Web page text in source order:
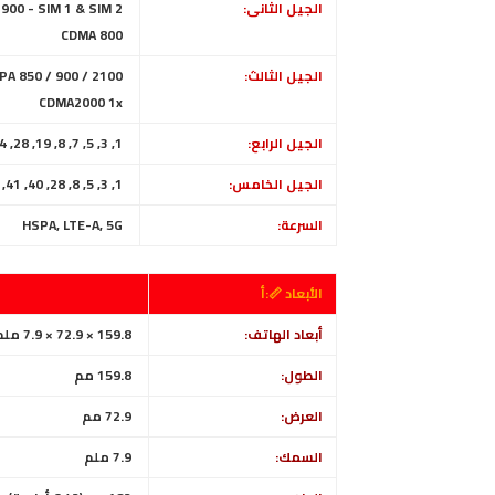
الجيل الثانى:
الجيل الثالث:
850 / 900 / 2100
الجيل الرابع:
الجيل الخامس:
1, 3, 5, 8, 28, 40, 41, 77, 78 SA/NSA
السرعة:
الأبعاد 📏:أ
أبعاد الهاتف:
159.8 × 72.9 × 7.9 ملم (6.29 × 2.87 × 0.31 بوصة)
الطول:
العرض:
72.9 مم
السمك:
7.9 ملم